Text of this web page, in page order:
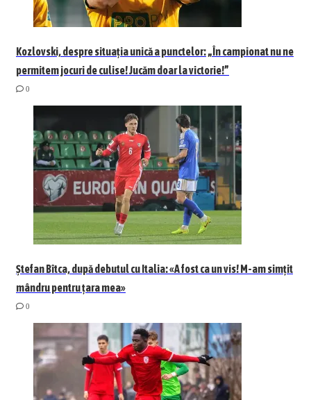
Kozlovski, despre situația unică a punctelor: „În campionat nu ne
permitem jocuri de culise! Jucăm doar la victorie!”
0
Ștefan Bîtca, după debutul cu Italia: «A fost ca un vis! M-am simțit
mândru pentru țara mea»
0